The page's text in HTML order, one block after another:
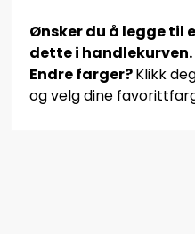
Ønsker du å legge til
dette i handlekurven.
Endre farger?Klikk
og velg dine